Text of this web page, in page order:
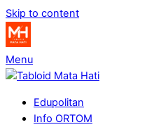
Skip to content
Menu
Edupolitan
Info ORTOM